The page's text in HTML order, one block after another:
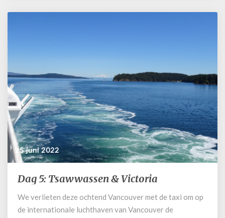
25 juni 2022
Dag
Tsawwassen
&
Dag 5: Tsawwassen & Victoria
We verlieten deze ochtend Vancouver met de taxi om op
de internationale luchthaven van Vancouver de